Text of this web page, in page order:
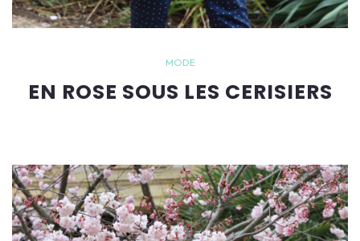
MODE
EN ROSE SOUS LES CERISIERS